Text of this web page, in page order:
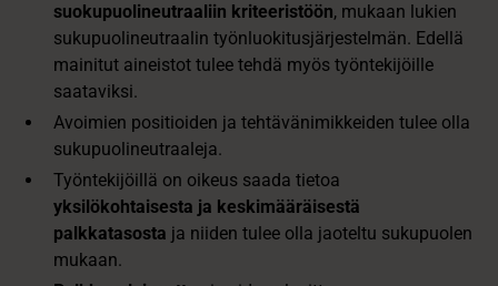
suokupuolineutraaliin kriteeristöön, mukaan lukien
sukupuolineutraalin työnluokitusjärjestelmän. Edellä
mainitut aineistot tulee tehdä myös työntekijöille
saataviksi.
Avoimien positioiden ja tehtävänimikkeiden tulee olla
sukupuolineutraaleja.
Työntekijöillä on oikeus saada tietoa
yksilökohtaisesta ja keskimääräisestä
palkkatasosta ja niiden tulee olla jaoteltu sukupuolen
mukaan.